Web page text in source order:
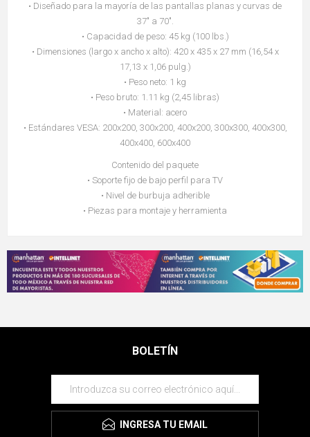
• Diseñado para la mayoría de las pantallas planas y curvas de
37" a 70".
• Capacidad de peso: 45 kg (100 lbs.)
• Dimensiones (largo x ancho x alto): 420 x 435 x 27 mm (16,54 x
17,13 x 1,06 pulg.)
• Peso neto: 1 kg
• Peso bruto: 1.11 kg (2,45 libras)
• Material: acero
• Estándares VESA: 200x200, 300x200, 400x200, 300x300, 400x300,
400x400, 600x400
Contenido del paquete
• Soporte fijo de bajo perfil para TV
• Nivel de burbuja adherible
• Piezas para montaje y herramienta
BOLETÍN
INGRESA TU EMAIL